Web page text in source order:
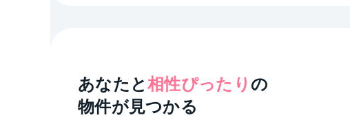
あなたと相性ぴったり の
物件が見つかる